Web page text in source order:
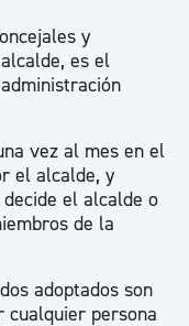
y
es el
vez al mes en el
el alcalde, y
el alcalde o
de la
adoptados son
cualquier persona